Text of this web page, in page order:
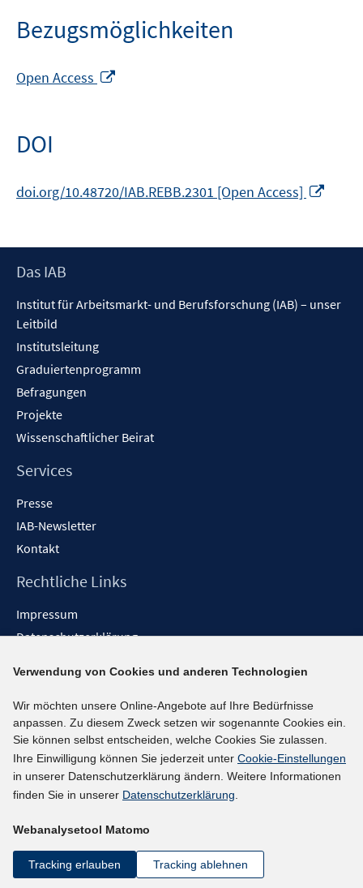
Bezugsmöglichkeiten
Open Access
DOI
doi.org/10.48720/IAB.REBB.2301 [Open Access]
Footer
Das IAB
Institut für Arbeitsmarkt- und Berufsforschung (IAB) – unser
Leitbild
Institutsleitung
Graduiertenprogramm
Befragungen
Projekte
Wissenschaftlicher Beirat
Services
Presse
IAB-Newsletter
Kontakt
Rechtliche Links
Impressum
Datenschutzerklärung
Barrieren melden
Social-Media-Kanäle
BlueSky
YouTube
LinkedIn
kununu
Netiquette
Verwendung von Cookies und anderen Technologien
Wir möchten unsere Online-Angebote auf Ihre Bedürfnisse
anpassen. Zu diesem Zweck setzen wir sogenannte Cookies ein.
Sie können selbst entscheiden, welche Cookies Sie zulassen.
Ihre Einwilligung können Sie jederzeit unter Cookie-Einstellungen
in unserer Datenschutzerklärung ändern. Weitere Informationen
finden Sie in unserer Datenschutzerklärung.
Webanalysetool Matomo
Tracking erlauben Tracking ablehnen